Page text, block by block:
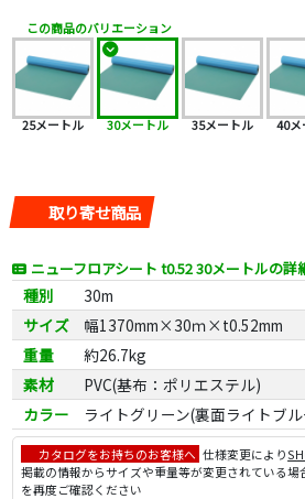
この商品のバリエーション
25メートル 30メートル 35メートル 40メ
取り寄せ商品
ニューフロアシート t0.52 30メートルの詳
種別
30m
サイズ
幅1370mm×30ｍ×t0.52mm
重量
約26.7kg
素材
PVC(基布：ポリエステル)
カラー
ライトグリーン(裏面ライトブ
カタログをお持ちのお客様へ 仕様変更により
掲載の情報からサイズや重量等が変更されている場
を再度ご確認ください